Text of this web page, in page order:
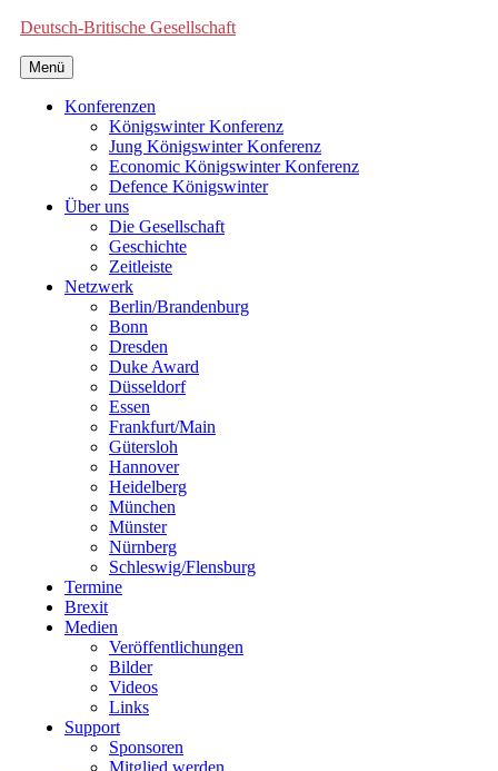
Deutsch-Britische Gesellschaft
Menü
Konferenzen
Königswinter Konferenz
Jung Königswinter Konferenz
Economic Königswinter Konferenz
Defence Königswinter
Über uns
Die Gesellschaft
Geschichte
Zeitleiste
Netzwerk
Berlin/Brandenburg
Bonn
Dresden
Duke Award
Düsseldorf
Essen
Frankfurt/Main
Gütersloh
Hannover
Heidelberg
München
Münster
Nürnberg
Schleswig/Flensburg
Termine
Brexit
Medien
Veröffentlichungen
Bilder
Videos
Links
Support
Sponsoren
Mitglied werden